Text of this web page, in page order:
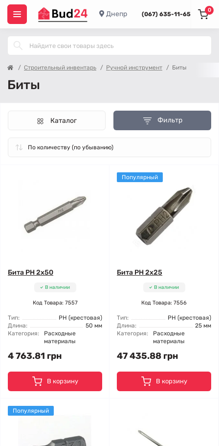
Днепр (067) 635-11-65
0
Строительный инвентарь Ручной инструмент Биты
Биты
Фильтр
Каталог
Бита PH 2x50
В наличии
Код Товара: 7557
Тип:
РН (крестовая)
Длина:
50 мм
Категория:
Расходные
материалы
4 763.81 грн
В корзину
Популярный
Бита PH 2x25
В наличии
Код Товара: 7556
Тип:
РН (крестовая)
Длина:
25 мм
Категория:
Расходные
материалы
47 435.88 грн
В корзину
Популярный